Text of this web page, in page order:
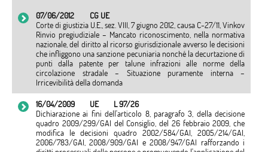
07/06/2012
CG UE
Corte di giustizia U.E., sez. VIII, 7 giugno 2012, causa C-27/11, Vinkov
Rinvio pregiudiziale – Mancato riconoscimento, nella normativa
nazionale, del diritto al ricorso giurisdizionale avverso le decisioni
che infliggono una sanzione pecuniaria nonché la decurtazione di
punti dalla patente per talune infrazioni alle norme della
circolazione stradale – Situazione puramente interna –
Irricevibilità della domanda
16/04/2009
UE
L 97/26
Dichiarazione ai fini dell'articolo 8, paragrafo 3, della decisione
quadro 2009/299/GAI del Consiglio, del 26 febbraio 2009, che
modifica le decisioni quadro 2002/584/GAI, 2005/214/GAI,
2006/783/GAI, 2008/909/GAI e 2008/947/GAI rafforzando i